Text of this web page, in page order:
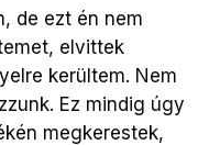
de ezt én nem
elvittek
kerültem. Nem
Ez mindig úgy
megkerestek,